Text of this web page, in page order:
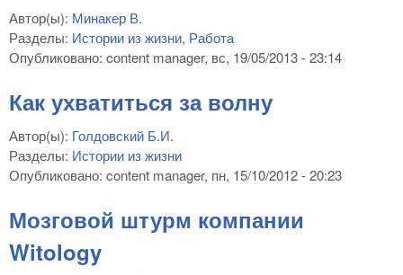
Автор(ы): Минакер В.
Разделы: Истории из жизни, Работа
Опубликовано: content manager, вс, 19/05/2013 - 23:14
Как ухватиться за волну
Автор(ы): Голдовский Б.И.
Разделы: Истории из жизни
Опубликовано: content manager, пн, 15/10/2012 - 20:23
Мозговой штурм компании
Witology